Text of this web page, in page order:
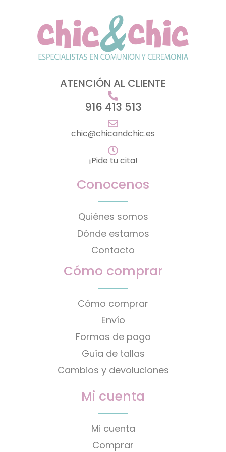
ATENCIÓN AL CLIENTE
916 413 513
chic@chicandchic.es
¡Pide tu cita!
Conocenos
Quiénes somos
Dónde estamos
Contacto
Cómo comprar
Cómo comprar
Envío
Formas de pago
Guía de tallas
Cambios y devoluciones
Mi cuenta
Mi cuenta
Comprar